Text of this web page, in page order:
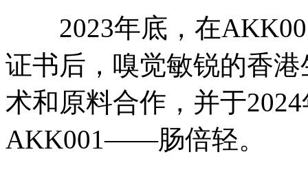
2023年底，在
证书后，嗅觉敏锐的香
术和原料合作，并于
AKK001——肠倍轻。